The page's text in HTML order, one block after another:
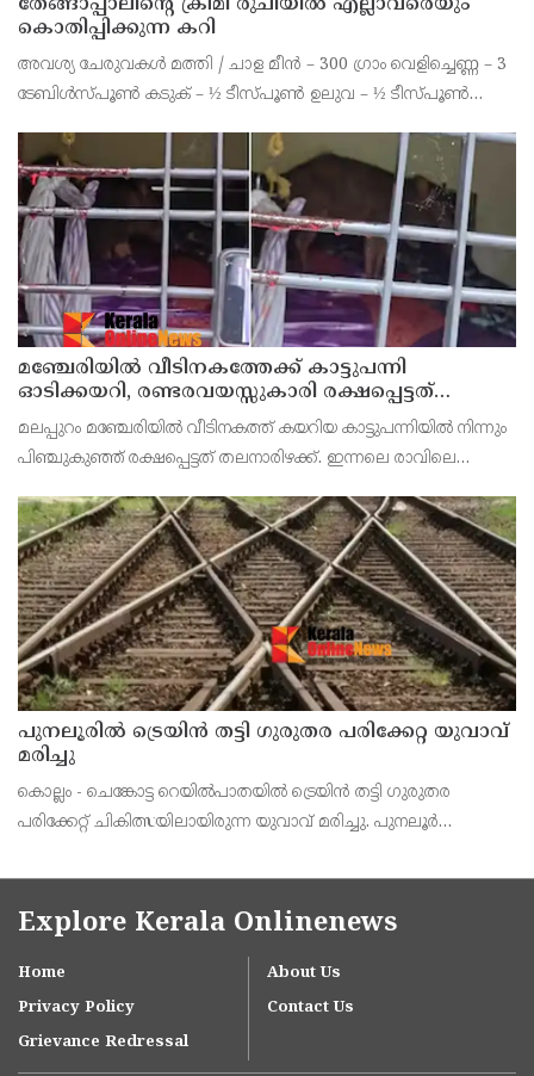
കൊതിപ്പിക്കുന്ന കറി
അവശ്യ ചേരുവകൾ മത്തി / ചാള മീൻ – 300 ഗ്രാം വെളിച്ചെണ്ണ – 3
ടേബിൾസ്പൂൺ കടുക് – ½ ടീസ്പൂൺ ഉലുവ – ½ ടീസ്പൂൺ
പച്ചമുളക് – 4 എണ്ണം കറിവേപ്പില – 2 തണ
മഞ്ചേരിയിൽ വീടിനകത്തേക്ക് കാട്ടുപന്നി
ഓടിക്കയറി, രണ്ടരവയസ്സുകാരി രക്ഷപ്പെട്ടത്
തലനാരിഴക്ക്
മലപ്പുറം മഞ്ചേരിയിൽ വീടിനകത്ത് കയറിയ കാട്ടുപന്നിയില്‍ നിന്നും
പിഞ്ചുകുഞ്ഞ് രക്ഷപ്പെട്ടത് തലനാരിഴക്ക്. ഇന്നലെ രാവിലെ
അലവിയുടെ വീട്ടിലാണ് സംഭവം.
പുനലൂരിൽ ട്രെയിൻ തട്ടി ഗുരുതര പരിക്കേറ്റ യുവാവ്
മരിച്ചു
കൊല്ലം - ചെങ്കോട്ട റെയിൽപാതയിൽ ട്രെയിൻ തട്ടി ഗുരുതര
പരിക്കേറ്റ് ചികിത്സയിലായിരുന്ന യുവാവ് മരിച്ചു. പുനലൂർ
Explore Kerala Onlinenews
Home
About Us
Privacy Policy
Contact Us
Grievance Redressal